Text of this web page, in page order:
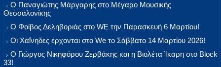
Ο Παναγιώτης Μάργαρης στο Μέγαρο Μουσικής
Θεσσαλονίκης
Ο Φοίβος Δεληβοριάς στο WE την Παρασκευή 6 Μαρτίου!
Οι Χαΐνηδες έρχονται στο We το Σάββατο 14 Μαρτίου 2026!
Ο Γιώργος Νικηφόρου Ζερβάκης και η Βιολέτα Ίκαρη στο Block
33!